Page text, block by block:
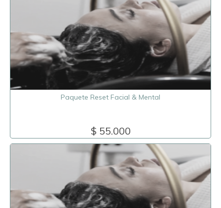
Paquete Reset Facial & Mental
$ 55.000